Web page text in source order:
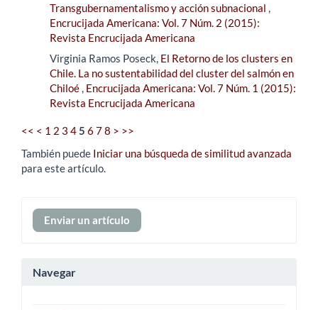
Transgubernamentalismo y acción subnacional ,
Encrucijada Americana: Vol. 7 Núm. 2 (2015):
Revista Encrucijada Americana
Virginia Ramos Poseck, El Retorno de los clusters en
Chile. La no sustentabilidad del cluster del salmón en
Chiloé, Encrucijada Americana: Vol. 7 Núm. 1 (2015):
Revista Encrucijada Americana
<< < 1 2 3 45 6 78 > >>
También puede Iniciar una búsqueda de similitud avanzada
para este artículo.
Enviar
un
Enviar un artículo
Navegar